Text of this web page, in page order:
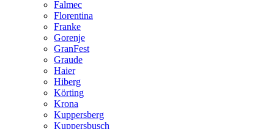
Falmec
Florentina
Franke
Gorenje
GranFest
Graude
Haier
Hiberg
Körting
Krona
Kuppersberg
Kuppersbusch